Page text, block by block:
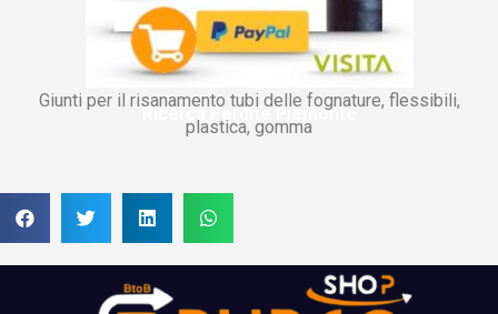
Giunti per il risanamento tubi delle fognature, flessibili,
plastica, gomma
Ricerca Perdite Piemonte